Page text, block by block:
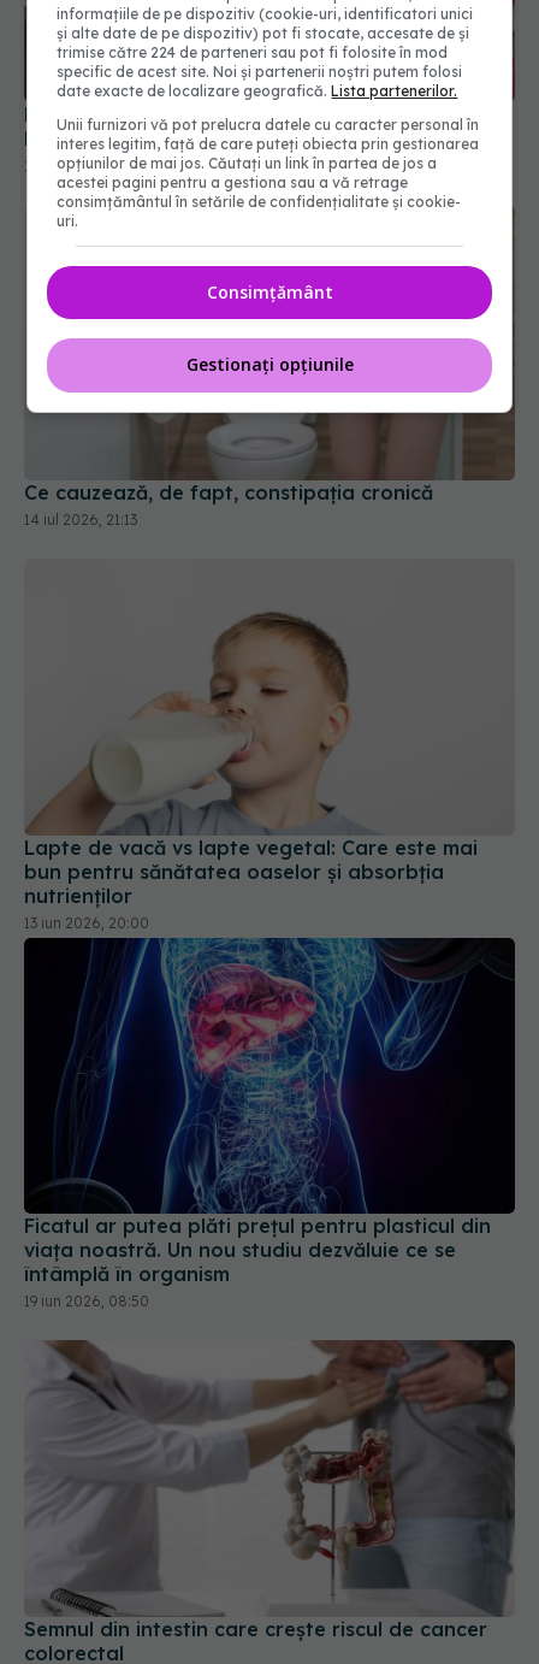
Polipii intestinali duc la cancer de colon. Chirurg:
Efectele lui “las’ că n-am nimic!” nu sunt plăcute
15 dec 2025, 10:57
Ce cauzează, de fapt, constipația cronică
14 iul 2026, 21:13
Lapte de vacă vs lapte vegetal: Care este mai
bun pentru sănătatea oaselor și absorbția
nutrienților
13 iun 2026, 20:00
Ficatul ar putea plăti prețul pentru plasticul din
viața noastră. Un nou studiu dezvăluie ce se
întâmplă în organism
19 iun 2026, 08:50
Semnul din intestin care crește riscul de cancer
colorectal
informațiile de pe dispozitiv (cookie-uri, identificatori unici
și alte date de pe dispozitiv) pot fi stocate, accesate de și
trimise către 224 de parteneri sau pot fi folosite în mod
specific de acest site. Noi și partenerii noștri putem folosi
date exacte de localizare geografică.Lista partenerilor.
Unii furnizori vă pot prelucra datele cu caracter personal în
interes legitim, față de care puteți obiecta prin gestionarea
opțiunilor de mai jos. Căutați un link în partea de jos a
acestei pagini pentru a gestiona sau a vă retrage
consimțământul în setările de confidențialitate și cookie-
uri.
Consimțământ
Gestionați opțiunile